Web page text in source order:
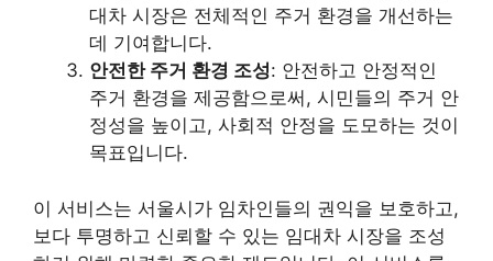
대차 시장은 전체적인 주거 환경을 개선하는
데 기여합니다.
안전한 주거 환경 조성: 안전하고 안정적인
주거 환경을 제공함으로써, 시민들의 주거 안
정성을 높이고, 사회적 안정을 도모하는 것이
목표입니다.
이 서비스는 서울시가 임차인들의 권익을 보호하고,
보다 투명하고 신뢰할 수 있는 임대차 시장을 조성